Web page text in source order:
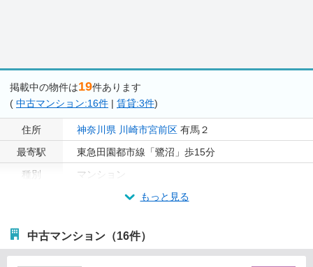
掲載中の物件は19件あります
( 中古マンション:16件 | 賃貸:3件)
住所 神奈川県 川崎市宮前区 有馬２
最寄駅
東急田園都市線「鷺沼」歩15分
種別
マンション
もっと見る
中古マンション（16件）